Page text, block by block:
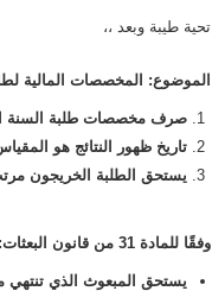
تحية طيبة وبعد ،،
الموضوع: المخصصات المالية
صرف مخصصات طلبة السنة النهائية يتم بناءً
تاريخ ظهور النتائج هو
يستحق الطلبة الخريجون
وفقًا للمادة 31 من قانون البعثات :
يستحق المبعوث الذي تنتهي